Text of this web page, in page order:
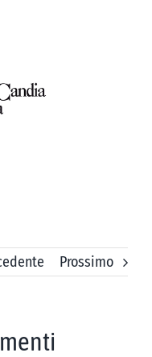
Prossimo